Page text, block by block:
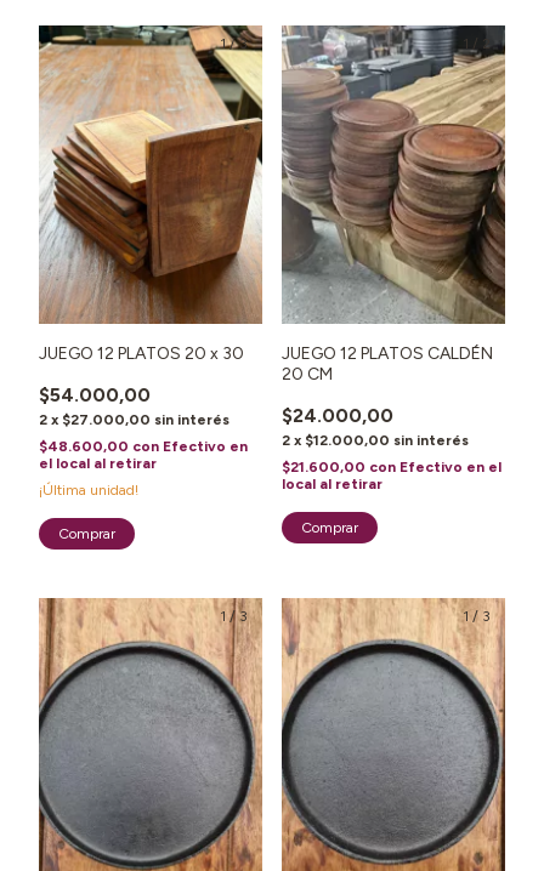
1/3
JUEGO 12 PLATOS 20 x 30
$54.000,00
2 x $27.000,00 sin interés
$48.600,00 con Efectivo en
el local al retirar
¡Última unidad!
1 / 2
JUEGO 12 PLATOS CALDÉN
20 CM
$24.000,00
2 x $12.000,00 sin interés
$21.600,00 con Efectivo en el
local al retirar
1 /3 1 / 3